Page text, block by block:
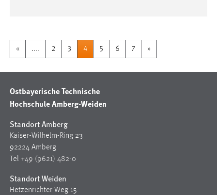
« .... 2 3 4 5 6 7 »
Ostbayerische Technische
Hochschule Amberg-Weiden
Standort Amberg
Kaiser-Wilhelm-Ring 23
92224 Amberg
Tel +49 (9621) 482-0
Standort Weiden
Hetzenrichter Weg 15